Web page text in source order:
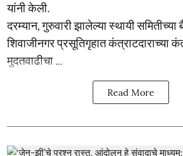
यांनी केली.
दरम्यान, गुरुवारी झालेल्या स्थायी
शिवाजीनगर प्रसूतिगृहात कंत्राटदाराच्या
मुदतवाढीचा ...
Read More